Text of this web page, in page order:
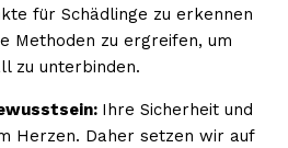
für Schädlinge zu erkennen
Methoden zu ergreifen, um
zu unterbinden.
Ihre Sicherheit und
Herzen. Daher setzen wir auf